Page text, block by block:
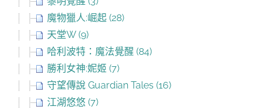
魔物獵人:崛起 (28)
天堂W (9)
哈利波特：魔法覺醒 (84)
勝利女神:妮姬 (7)
守望傳說 Guardian Tales (16)
江湖悠悠 (7)